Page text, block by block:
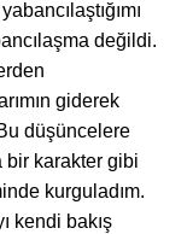
değildi.
giderek
düşüncelere
bir karakter gibi
kurguladım.
kendi bakış